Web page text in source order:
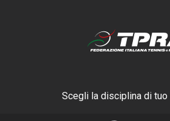
Scegli la disciplina di